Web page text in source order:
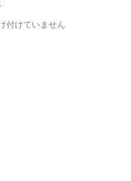
付けていません